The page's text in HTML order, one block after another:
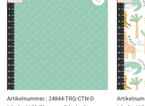
Artikelnummer.: 24844-TRQ-CTN-D